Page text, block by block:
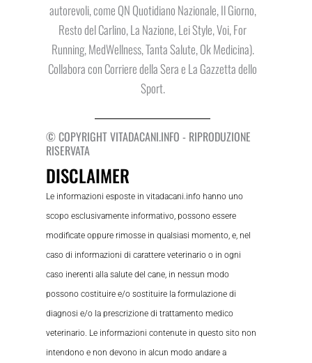
autorevoli, come QN Quotidiano Nazionale, Il Giorno,
Resto del Carlino, La Nazione, Lei Style, Voi, For
Running, MedWellness, Tanta Salute, Ok Medicina).
Collabora con Corriere della Sera e La Gazzetta dello
Sport.
© COPYRIGHT VITADACANI.INFO - RIPRODUZIONE
RISERVATA
DISCLAIMER
Le informazioni esposte in vitadacani.info hanno uno
scopo esclusivamente informativo, possono essere
modificate oppure rimosse in qualsiasi momento, e, nel
caso di informazioni di carattere veterinario o in ogni
caso inerenti alla salute del cane, in nessun modo
possono costituire e/o sostituire la formulazione di
diagnosi e/o la prescrizione di trattamento medico
veterinario. Le informazioni contenute in questo sito non
intendono e non devono in alcun modo andare a